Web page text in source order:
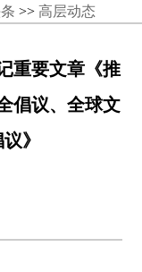
>> 高层动态
重要文章《推
倡议、全球文
》